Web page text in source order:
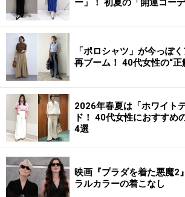
続いて、イエローグリーンを取り入れ
を見ていきましょう。
着映えするイエローグリーン
ップス
出典：WEAR
ボリュームのあるドルマンスリーブが
ー」！ 初夏の「開運コー
「ポロシャツ」が今っぽ
再ブーム！ 40代女性の“正
2026年春夏は「ホワイト
ド！ 40代女性におすすめ
4選
映画『プラダを着た悪魔2
ラルカラーの着こなし